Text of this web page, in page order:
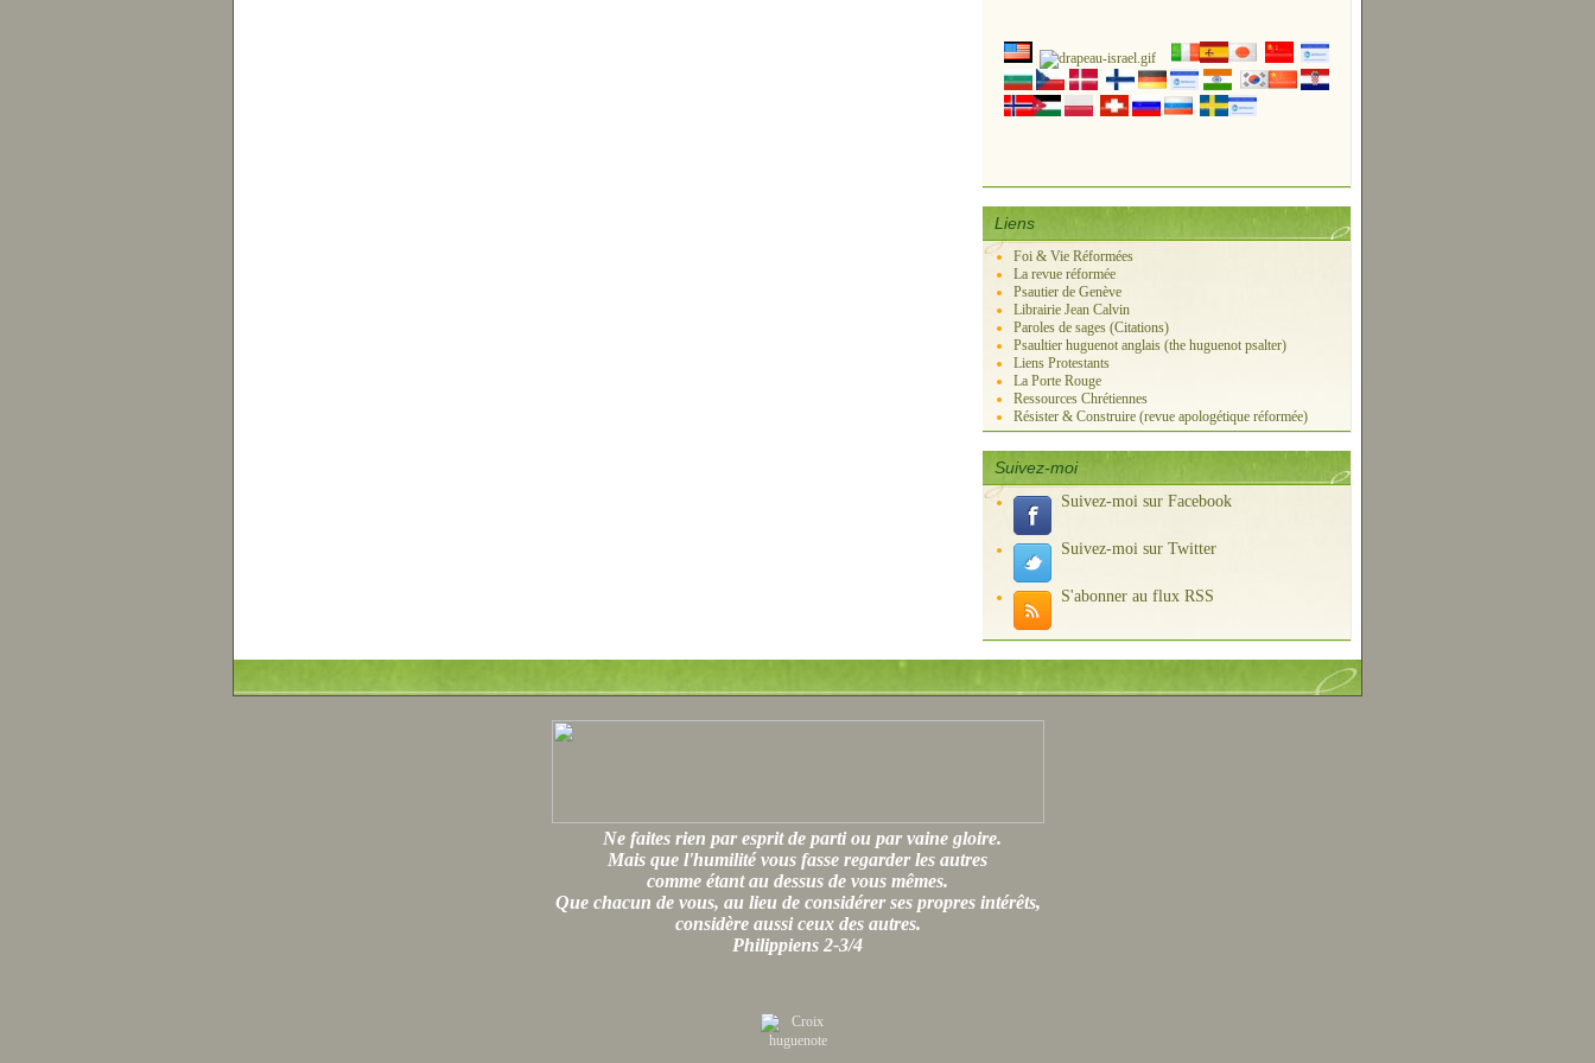
Liens
Foi & Vie Réformées
La revue réformée
Psautier de Genève
Librairie Jean Calvin
Paroles de sages (Citations)
Psaultier huguenot anglais (the huguenot psalter)
Liens Protestants
La Porte Rouge
Ressources Chrétiennes
Résister & Construire (revue apologétique réformée)
Suivez-moi
Suivez-moi sur Facebook
Suivez-moi sur Twitter
S'abonner au flux RSS
Ne faites rien par esprit de parti ou par vaine gloire.
Mais que l'humilité vous fasse regarder les autres
comme étant au dessus de vous mêmes.
Que chacun de vous, au lieu de considérer ses propres intérêts,
considère aussi ceux des autres.
Philippiens 2-3/4